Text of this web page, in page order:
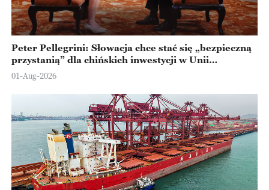
Peter Pellegrini: Słowacja chce stać się „bezpieczną
przystanią” dla chińskich inwestycji w Unii
Europejskiej
01-Aug-2026